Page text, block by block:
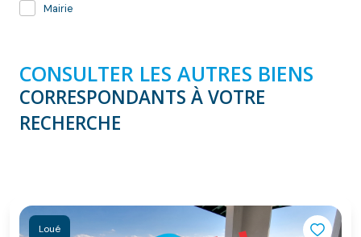
Mairie
CONSULTER LES AUTRES BIENS
CORRESPONDANTS À VOTRE
RECHERCHE
Loué